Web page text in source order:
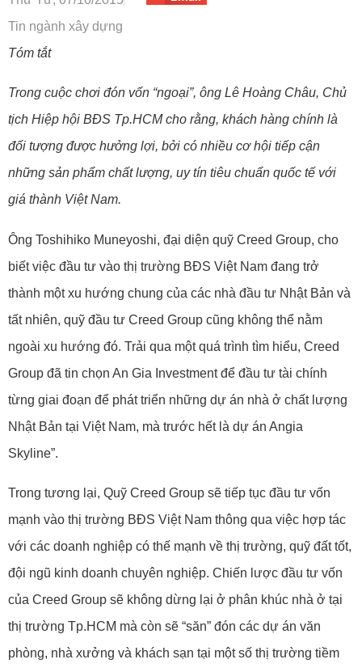
Tin ngành xây dựng
Tóm tắt
Trong cuộc chơi đón vốn “ngoại”, ông Lê Hoàng Châu, Chủ
tịch Hiệp hội BĐS Tp.HCM cho rằng, khách hàng chính là
đối tượng được hưởng lợi, bởi có nhiều cơ hội tiếp cận
những sản phẩm chất lượng, uy tín tiêu chuẩn quốc tế với
giá thành Việt Nam.
Ông Toshihiko Muneyoshi, đại diện quỹ Creed Group, cho
biết việc đầu tư vào thị trường BĐS Việt Nam đang trở
thành một xu hướng chung của các nhà đầu tư Nhật Bản và
tất nhiên, quỹ đầu tư Creed Group cũng không thể nằm
ngoài xu hướng đó. Trải qua một quá trình tìm hiểu, Creed
Group đã tin chọn An Gia Investment để đầu tư tài chính
từng giai đoạn để phát triển những dự án nhà ở chất lượng
Nhật Bản tại Việt Nam, mà trước hết là dự án Angia
Skyline”.
Trong tương lại, Quỹ Creed Group sẽ tiếp tục đầu tư vốn
mạnh vào thị trường BĐS Việt Nam thông qua việc hợp tác
với các doanh nghiệp có thế mạnh về thị trường, quỹ đất tốt,
đội ngũ kinh doanh chuyên nghiệp. Chiến lược đầu tư vốn
của Creed Group sẽ không dừng lại ở phân khúc nhà ở tại
thị trường Tp.HCM mà còn sẽ “săn” đón các dự án văn
phòng, nhà xưởng và khách sạn tại một số thị trường tiềm